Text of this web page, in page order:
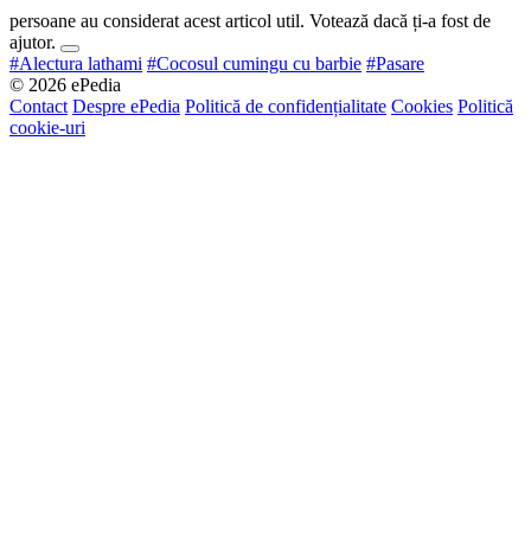
persoane au considerat acest articol util. Votează dacă ți-a fost de
ajutor.
#Alectura lathami #Cocosul cumingu cu barbie #Pasare
© 2026 ePedia
Contact Despre ePedia Politică de confidențialitate Cookies Politică
cookie-uri